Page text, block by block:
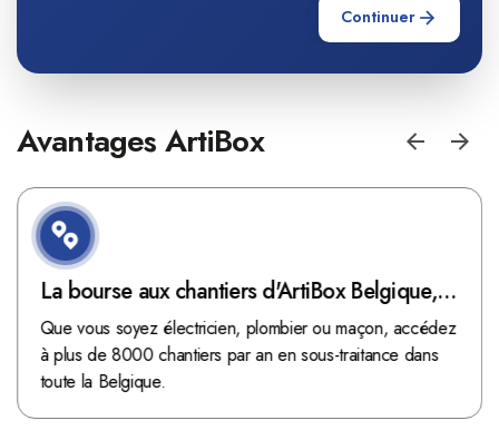
Continuer
Avantages ArtiBox
La bourse aux chantiers d'ArtiBox Belgique,
véritable mine d'or !
Que vous soyez électricien, plombier ou maçon, accédez
à plus de 8000 chantiers par an en sous-traitance dans
toute la Belgique.